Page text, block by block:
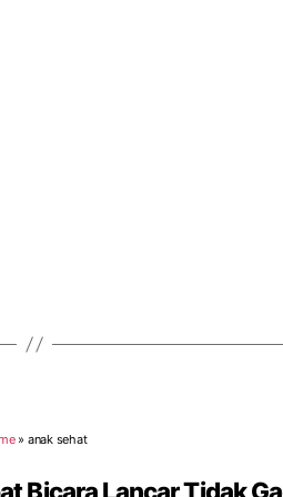
» anak sehat